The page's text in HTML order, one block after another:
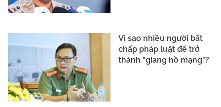
Vì sao nhiều người bất
chấp pháp luật để trở
thành "giang hồ mạng"?